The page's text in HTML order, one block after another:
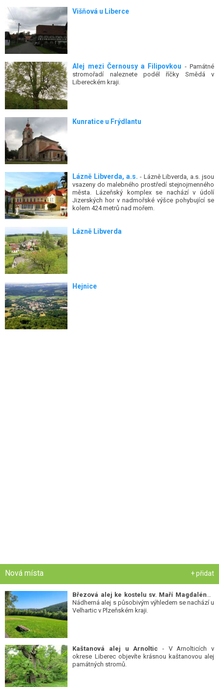
Višňová u Liberce
Alej mezi Černousy a Filipovkou - Památné
stromořadí naleznete podél říčky Smědá v
Libereckém kraji.
Kunratice u Frýdlantu
Lázně Libverda, a.s. - Lázně Libverda, a.s. jsou
vsazeny do malebného prostředí stejnojmenného
města. Lázeňský komplex se nachází v údolí
Jizerských hor v nadmořské výšce pohybující se
kolem 424 metrů nad mořem.
Lázně Libverda
Hejnice
Nová místa + přidat
Nádherná alej s působivým výhledem se nachází u
Velhartic v Plzeňském kraji.
Kaštanová alej u Arnoltic - V Arnolticích v
okrese Liberec objevíte krásnou kaštanovou alej
památných stromů.